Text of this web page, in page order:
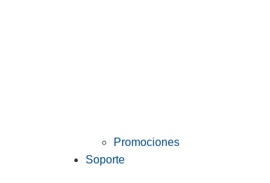
Promociones
Soporte